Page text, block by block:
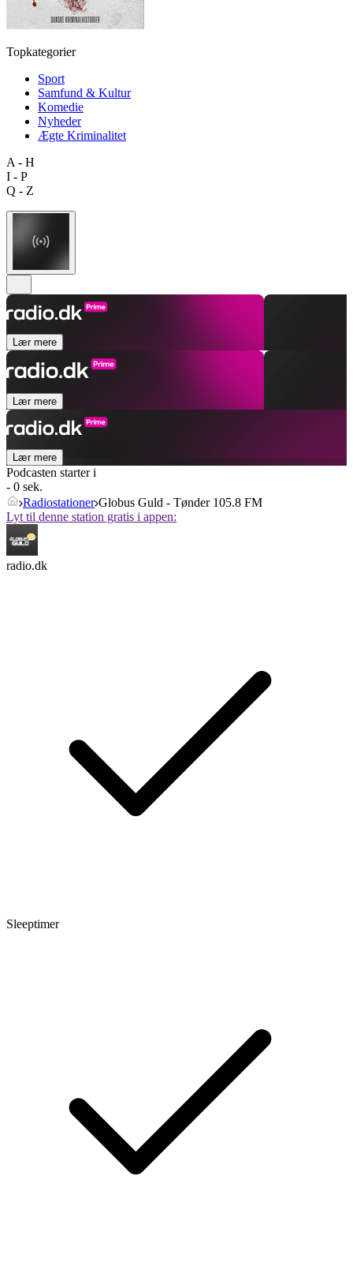
Topkategorier
Sport
Samfund & Kultur
Komedie
Nyheder
Ægte Kriminalitet
A - H
I - P
Q - Z
Lær mere
Lær mere
Lær mere
Podcasten starter i
- 0 sek.
Radiostationer Globus Guld - Tønder 105.8 FM
Lyt til denne station gratis i appen:
radio.dk
Sleeptimer